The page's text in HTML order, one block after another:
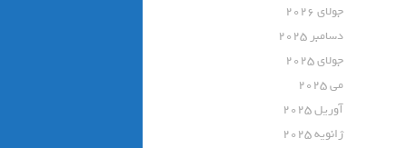
جولای 2026
دسامبر 2025
جولای 2025
می 2025
آوریل 2025
ژانویه 2025